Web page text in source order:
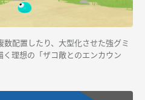
配置したり、大型化させた強グミ
理想の「ザコ敵とのエンカウン